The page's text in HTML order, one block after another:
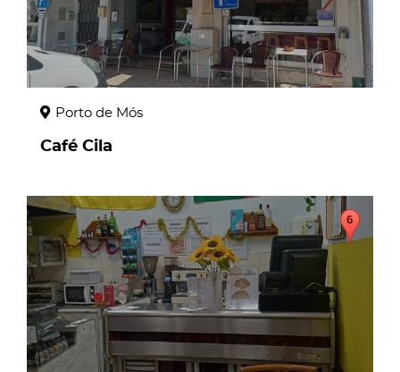
Porto de Mós
Café Cila
page